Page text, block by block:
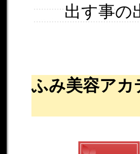
出す事の
ふみ美容アカ